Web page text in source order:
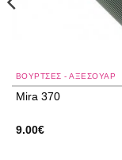
ΒΟΥΡΤΣΕΣ - ΑΞΕΣΟΥΑΡ
Mira 370
9.00€